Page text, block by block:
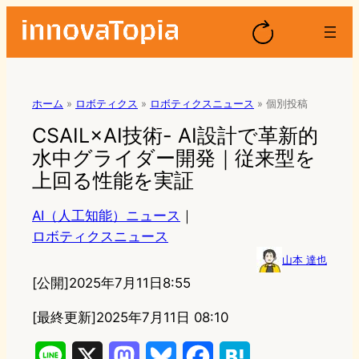
ホーム » ロボティクス » ロボティクスニュース » 個別投稿
CSAIL×AI技術- AI設計で革新的
水中グライダー開発｜従来型を
上回る性能を実証
AI（人工知能）ニュース ｜
ロボティクスニュース
山本 達也
[公開]2025年7月11日8:55
[最終更新]2025年7月11日 08:10